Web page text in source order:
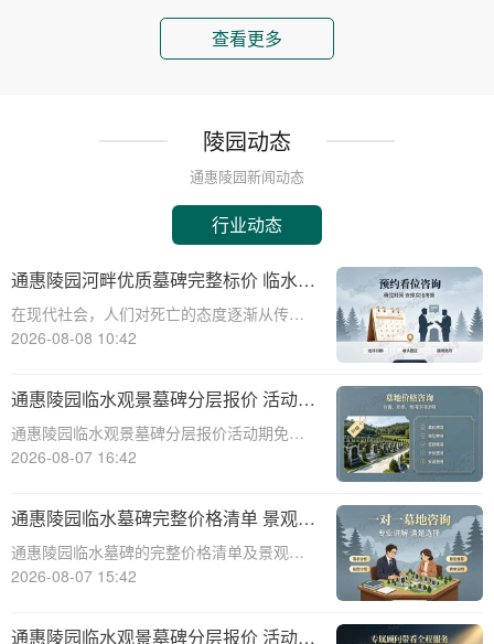
查看更多
陵园动态
通惠陵园新闻动态
行业动态
通惠陵园河畔优质墓碑完整标价 临水景
观无需额外加价详解
在现代社会，人们对死亡的态度逐渐从传统
的敬畏转向现代的尊重与关怀。随着生活水
品质与个性。通惠陵园作为一家知名的陵园
机构，提供了一系列优质的墓碑产品和服
务，其中河畔
2026-08-08 10:42
通惠陵园临水观景墓碑分层报价 活动期
免费定制碑文图案福利详解
通惠陵园临水观景墓碑分层报价活动期免费
定制碑文图案福利详解☎ 通惠陵园电话:400-
化底蕴和人文关怀的纪念圣地，始终致力于
为家属提供最优质的哀思寄托之地
2026-08-07 16:42
通惠陵园临水墓碑完整价格清单 景观维
护费用园区全额承担详解
通惠陵园临水墓碑的完整价格清单及景观维
护费用承担详解☎ 通惠陵园电话:400-838-
服务机构，提供多种类型的墓碑选择，其中
2026-08-07 15:42
通惠陵园临水观景墓碑分层报价 活动期